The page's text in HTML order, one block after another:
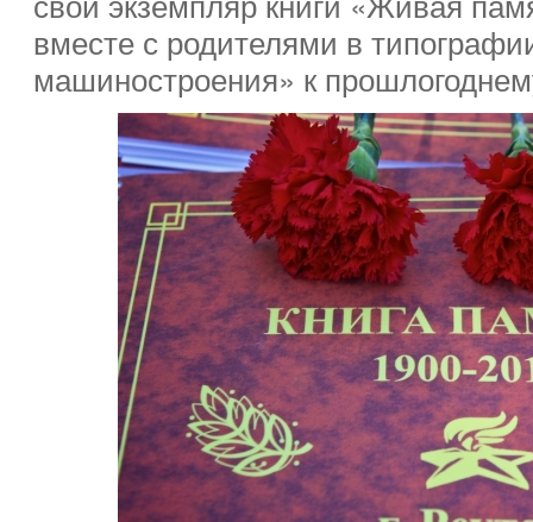
вместе с родителями в
машиностроения» к